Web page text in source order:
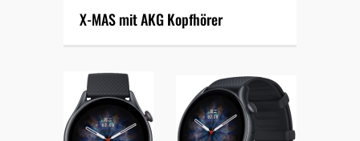
X-MAS mit AKG Kopfhörer